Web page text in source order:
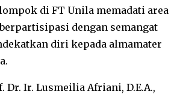
di FT Unila memadati area
dengan semangat
diri kepada almamater
Dr. Ir. Lusmeilia Afriani, D.E.A.,